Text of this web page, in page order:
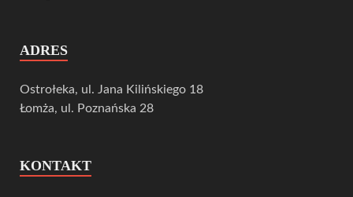
ADRES
Ostrołeka, ul. Jana Kilińskiego 18
Łomża, ul. Poznańska 28
KONTAKT